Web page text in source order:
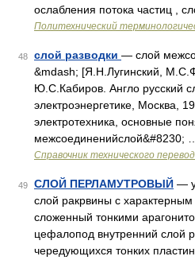
ослабления потока частиц ,
Политехнический
48 слой разводки — слой
&mdash; [Я.Н.Лугинский,
Ю.С.Кабиров. Англо русский
электроэнергетике, Москва,
электротехника, основные
межсоединенийслой&#8230; …
Справочник технического
49 СЛОЙ ПЕРЛАМУТРОВЫЙ — у
слой ракрвины с
сложенный тонкими
цефалопод внутренний слой
чередующихся тонких